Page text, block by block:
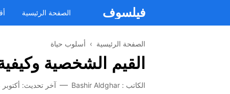
فيلسوف الصفحة الرئيسية
الصفحة الرئيسية › أسلوب حياة
القيم الشخصية
الكاتب : Bashir Aldghar آخر تحديث: أكتوبر 25, 2021